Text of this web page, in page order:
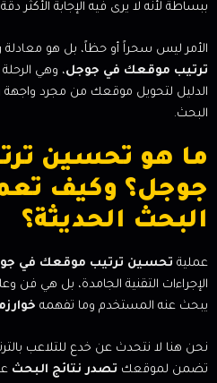
ببساطة لأنه لا يرى فيه الإجابة الأكثر
الأمر ليس سحراً أو حظاً، بل هو
ترتيب موقعك في جوجل، وهي
الدليل لتحويل موقعك من مجرد
البحث.
ما هو تحسين
جوجل؟ وكيف
البحث الحديثة؟
عملية تحسين ترتيب موقعك في
الإجراءات التقنية الجامدة، بل هي فن
يبحث عنه المستخدم وما تفهمه
نحن هنا لا نتحدث عن خدع للتلاعب
تضمن لموقعك تصدر نتائج البحث